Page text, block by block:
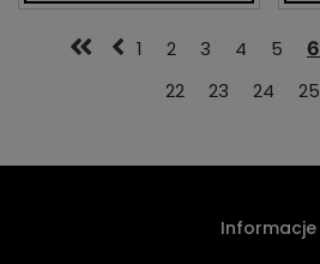
1 2 3 4 5 6
22 23 24 25
Informacje